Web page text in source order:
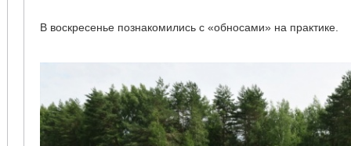
В воскресенье познакомились с «обносами» на практике.